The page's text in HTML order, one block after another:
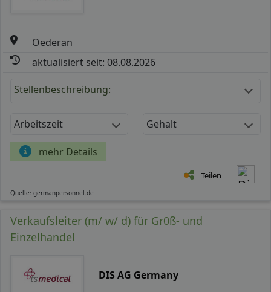
Oederan
aktualisiert seit: 08.08.2026
Stellenbeschreibung:
Arbeitszeit Gehalt
mehr Details
Teilen
Quelle: germanpersonnel.de
Verkaufsleiter (m/ w/ d) für Gr0ß- und
Einzelhandel
DIS AG Germany